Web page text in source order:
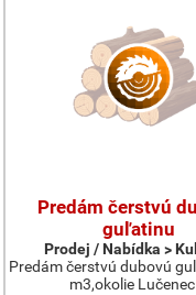
Predám čerstvú
guľatinu
Prodej / Nabídka >
Predám čerstvú dubovú
m3,okolie